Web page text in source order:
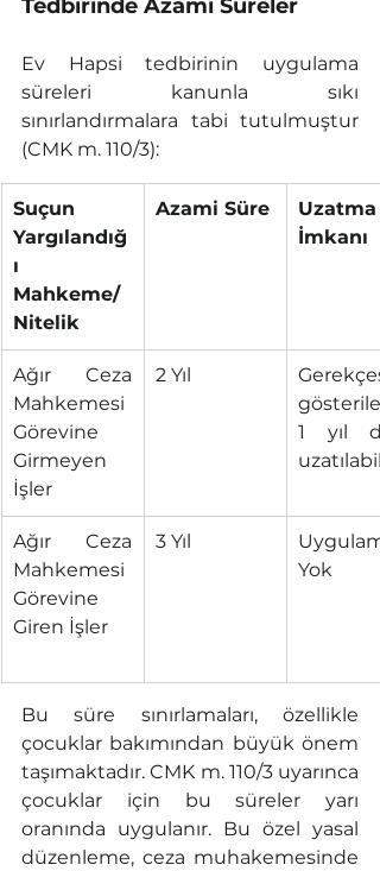
Tedbirinde Azami Süreler
Ev Hapsi tedbirinin uygulama
süreleri kanunla sıkı
sınırlandırmalara tabi tutulmuştur
(CMK m. 110/3):
Suçun
Yargılandığ
ı
Mahkeme/
Nitelik
Azami Süre
Uzatma
İmkanı
Ağır Ceza
Mahkemesi
Görevine
Girmeyen
İşler
2 Yıl
Gerekçesi
1 yıl
Ağır Ceza
Mahkemesi
Görevine
Giren İşler
3 Yıl
Yok
Bu süre sınırlamaları, özellikle
çocuklar bakımından büyük önem
taşımaktadır. CMK m. 110/3 uyarınca
çocuklar için bu süreler yarı
oranında uygulanır. Bu özel yasal
düzenleme, ceza muhakemesinde